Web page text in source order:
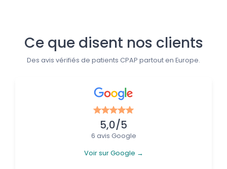
Ce que disent nos clients
Des avis vérifiés de patients CPAP partout en Europe.
5,0/5
6 avis Google
Voir sur Google →